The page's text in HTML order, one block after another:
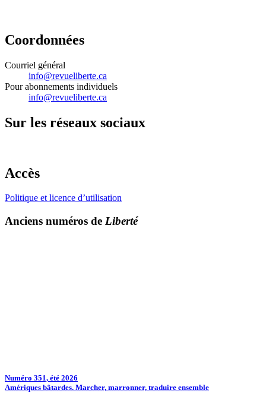
Coordonnées
Courriel général
info@revueliberte.ca
Pour abonnements individuels
info@revueliberte.ca
Sur les réseaux sociaux
Accès
Politique et licence d’utilisation
Anciens numéros de Liberté
Numéro 351, été 2026
Amériques bâtardes. Marcher, marronner, traduire ensemble